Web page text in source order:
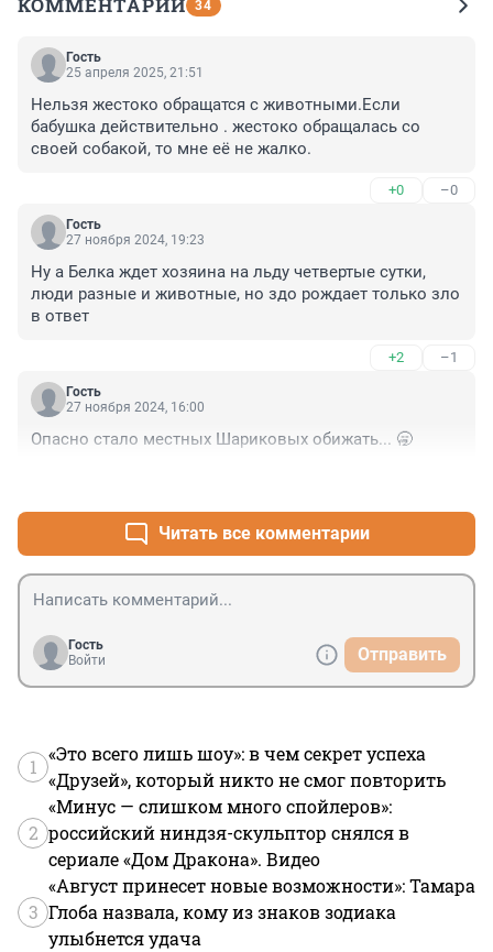
34
Гость
25 апреля 2025, 21:51
Нельзя жестоко обращатся с животными.Если
бабушка действительно . жестоко обращалась со
своей собакой, то мне её не жалко.
+0 –0
Гость
27 ноября 2024, 19:23
Ну а Белка ждет хозяина на льду четвертые сутки,
люди разные и животные, но здо рождает только зло
в ответ
+2 –1
Гость
27 ноября 2024, 16:00
Опасно стало местных Шариковых обижать... 🥱
Читать все комментарии
Гость
Войти
Отправить
1
«Это всего лишь шоу»: в чем секрет успеха
«Друзей», который никто не смог повторить
2
«Минус — слишком много спойлеров»:
российский ниндзя-скульптор снялся в
сериале «Дом Дракона». Видео
3
«Август принесет новые возможности»: Тамара
Глоба назвала, кому из знаков зодиака
улыбнется удача